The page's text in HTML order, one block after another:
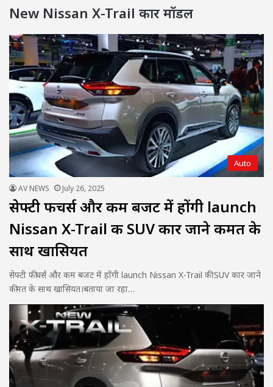
New Nissan X-Trail कार मॉडल
Auto
AV NEWS July 26, 2025
सेफ्टी फीचर्स और कम बजट में होंगी launch
Nissan X-Trail की SUV कार जाने कीमत के
साथ खासियत
सेफ्टी फीचर्स और कम बजट में होंगी launch Nissan X-Trail की SUV कार जाने
कीमत के साथ खासियत।बताया जा रहा…